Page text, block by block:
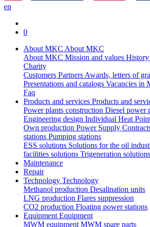
en
0
About MKC About MKC
About MKC Mission and values History
Charity
Customers PartnersAwards, letters of
Presentations and catalogs Vacancies in
Faq
Products and services Products and
Power plants construction Diesel power
Engineering design Individual Heat
Own production Power Supply
stations Pumping stations
ESS solutions Solutions for the oil
facilities solutions Trigeneration solutions
Maintenance
Repair
Technology Technology
Methanol production Desalination units
LNG production Flares suppression
СО2 production Floating power stations
EquipmentEquipment
MWM equipmentMWM spare parts